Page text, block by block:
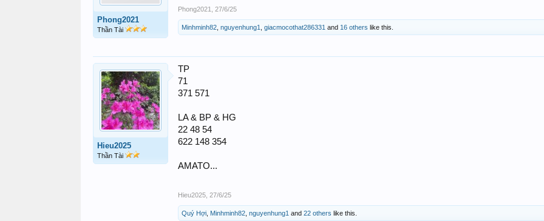
Phong2021
Thần Tài
Phong2021 27/6/25
Minhminh82 nguyenhung1 giacmocothat286331 and 16 others like this.
Hieu2025
Thần Tài
TP
71
371 571
LA & BP & HG
22 48 54
622 148 354
AMATO...
Hieu2025 27/6/25
Quý Hợi Minhminh82 nguyenhung1 and 22 others like this.